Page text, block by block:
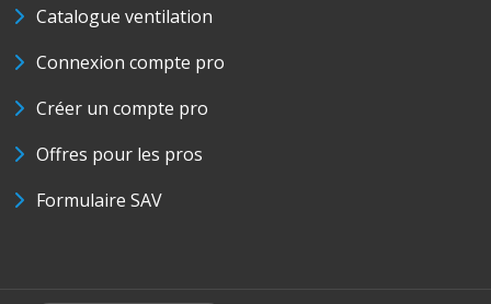
Catalogue ventilation
Connexion compte pro
Créer un compte pro
Offres pour les pros
Formulaire SAV